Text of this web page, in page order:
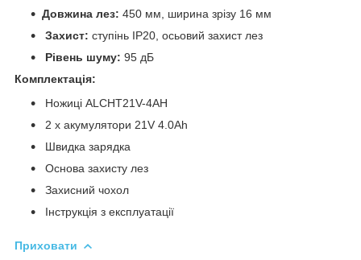
Довжина лез: 450 мм, ширина зрізу 16 мм
Захист: ступінь IP20, осьовий захист лез
Рівень шуму: 95 дБ
Комплектація:
Ножиці ALCHT21V-4AH
2 x акумулятори 21V 4.0Ah
Швидка зарядка
Основа захисту лез
Захисний чохол
Інструкція з експлуатації
Приховати